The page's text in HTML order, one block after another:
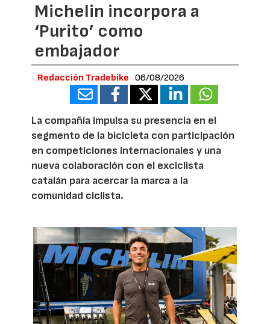
Michelin incorpora a
‘Purito’ como
embajador
Redacción Tradebike 06/08/2026
La compañía impulsa su presencia en el
segmento de la bicicleta con participación
en competiciones internacionales y una
nueva colaboración con el exciclista
catalán para acercar la marca a la
comunidad ciclista.